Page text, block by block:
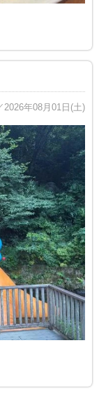
2026年08月01日(土)